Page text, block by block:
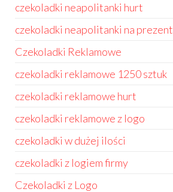
czekoladki neapolitanki hurt
czekoladki neapolitanki na prezent
Czekoladki Reklamowe
czekoladki reklamowe 1250 sztuk
czekoladki reklamowe hurt
czekoladki reklamowe z logo
czekoladki w dużej ilości
czekoladki z logiem firmy
Czekoladki z Logo